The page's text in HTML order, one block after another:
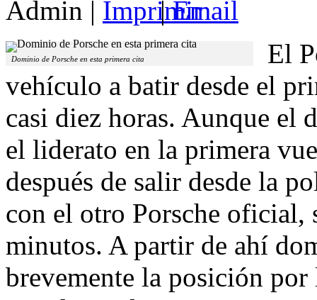
Admin | |
Dominio de Porsche en esta primera cita
El
vehículo a batir desde el
casi diez horas. Aunque el
el liderato en la primera
después de salir desde la
con el otro Porsche oficial,
minutos. A partir de ahí
brevemente la posición